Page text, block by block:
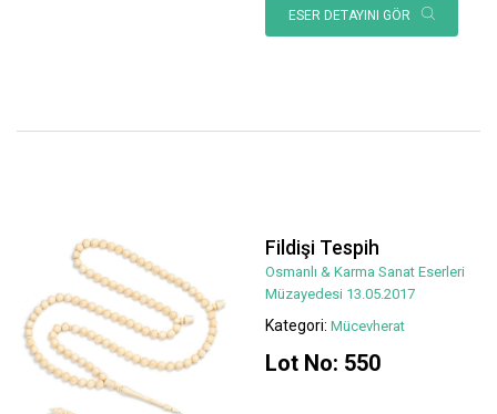
ESER DETAYINI GÖR
Fildişi Tespih
Osmanlı & Karma Sanat Eserleri
Müzayedesi 13.05.2017
Kategori: Mücevherat
Lot No: 550